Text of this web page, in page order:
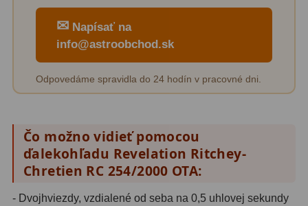
78
Helical výťahy11
Okulárové výtahy44
výťahom8
Primárne zrkadlá9
Sekundárne zrkadlá6
✉ Napísať na
info@astroobchod.sk
Odpovedáme spravidla do 24 hodín v pracovné dni.
Čo možno vidieť pomocou
ďalekohľadu Revelation Ritchey-
Chretien RC 254/2000 OTA:
- Dvojhviezdy, vzdialené od seba na 0,5 uhlovej sekundy